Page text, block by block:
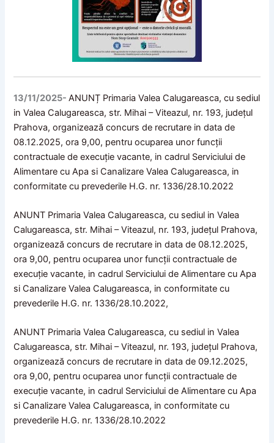
13/11/2025- ANUNȚ Primaria Valea Calugareasca, cu sediul
in Valea Calugareasca, str. Mihai – Viteazul, nr. 193, județul
Prahova, organizează concurs de recrutare in data de
08.12.2025, ora 9,00, pentru ocuparea unor funcții
contractuale de execuție vacante, in cadrul Serviciului de
Alimentare cu Apa si Canalizare Valea Calugareasca, in
conformitate cu prevederile H.G. nr. 1336/28.10.2022
ANUNT Primaria Valea Calugareasca, cu sediul in Valea
Calugareasca, str. Mihai – Viteazul, nr. 193, județul Prahova,
organizează concurs de recrutare in data de 08.12.2025,
ora 9,00, pentru ocuparea unor funcții contractuale de
execuție vacante, in cadrul Serviciului de Alimentare cu Apa
si Canalizare Valea Calugareasca, in conformitate cu
prevederile H.G. nr. 1336/28.10.2022,
ANUNT Primaria Valea Calugareasca, cu sediul in Valea
Calugareasca, str. Mihai – Viteazul, nr. 193, județul Prahova,
organizează concurs de recrutare in data de 09.12.2025,
ora 9,00, pentru ocuparea unor funcții contractuale de
execuție vacante, in cadrul Serviciului de Alimentare cu Apa
si Canalizare Valea Calugareasca, in conformitate cu
prevederile H.G. nr. 1336/28.10.2022